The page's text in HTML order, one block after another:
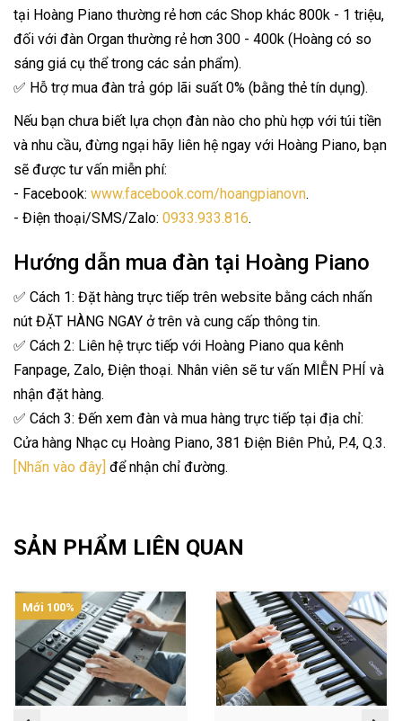
tại Hoàng Piano thường rẻ hơn các Shop khác 800k - 1 triệu,
đối với đàn Organ thường rẻ hơn 300 - 400k (Hoàng có so
sáng giá cụ thể trong các sản phẩm).
✅ Hỗ trợ mua đàn trả góp lãi suất 0% (bằng thẻ tín dụng).
Nếu bạn chưa biết lựa chọn đàn nào cho phù hợp với túi tiền
và nhu cầu, đừng ngại hãy liên hệ ngay với Hoàng Piano, bạn
sẽ được tư vấn miễn phí:
- Facebook: www.facebook.com/hoangpianovn.
- Điện thoại/SMS/Zalo: 0933.933.816.
Hướng dẫn mua đàn tại Hoàng Piano
✅ Cách 1: Đặt hàng trực tiếp trên website bằng cách nhấn
nút ĐẶT HÀNG NGAY ở trên và cung cấp thông tin.
✅ Cách 2: Liên hệ trực tiếp với Hoàng Piano qua kênh
Fanpage, Zalo, Điện thoại. Nhân viên sẽ tư vấn MIỄN PHÍ và
nhận đặt hàng.
✅ Cách 3: Đến xem đàn và mua hàng trực tiếp tại địa chỉ:
Cửa hàng Nhạc cụ Hoàng Piano, 381 Điện Biên Phủ, P.4, Q.3.
[Nhấn vào đây] để nhận chỉ đường.
SẢN PHẨM LIÊN QUAN
Mới 100%